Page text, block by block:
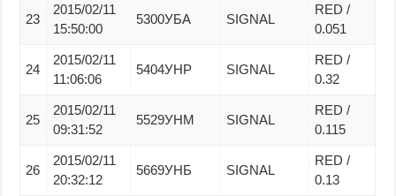
23
2015/02/11
15:50:00
5300УБА SIGNAL
RED /
0.051
24
2015/02/11
11:06:06
5404УНР SIGNAL
RED /
0.32
25
2015/02/11
09:31:52
5529УНМ SIGNAL
RED /
0.115
26
2015/02/11
20:32:12
5669УНБ SIGNAL
RED /
0.13